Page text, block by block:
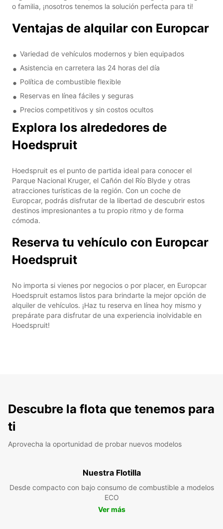
o familia, ¡nosotros tenemos la solución perfecta para ti!
Ventajas de alquilar con Europcar
Variedad de vehículos modernos y bien equipados
Asistencia en carretera las 24 horas del día
Política de combustible flexible
Reservas en línea fáciles y seguras
Precios competitivos y sin costos ocultos
Explora los alrededores de
Hoedspruit
Hoedspruit es el punto de partida ideal para conocer el
Parque Nacional Kruger, el Cañón del Río Blyde y otras
atracciones turísticas de la región. Con un coche de
Europcar, podrás disfrutar de la libertad de descubrir estos
destinos impresionantes a tu propio ritmo y de forma
cómoda.
Reserva tu vehículo con Europcar
Hoedspruit
No importa si vienes por negocios o por placer, en Europcar
Hoedspruit estamos listos para brindarte la mejor opción de
alquiler de vehículos. ¡Haz tu reserva en línea hoy mismo y
prepárate para disfrutar de una experiencia inolvidable en
Hoedspruit!
Descubre la flota que tenemos para
ti
Aprovecha la oportunidad de probar nuevos modelos
Nuestra Flotilla
Desde compacto con bajo consumo de combustible a modelos
ECO
Ver más